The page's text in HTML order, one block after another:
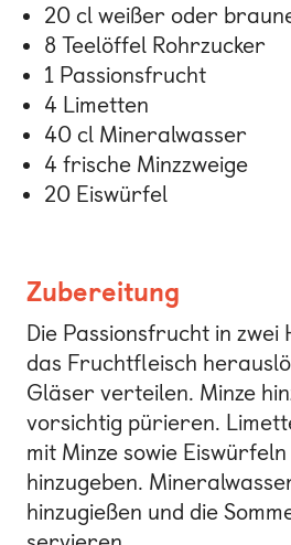
20 cl weißer oder
8 Teelöffel Rohrzucker
1 Passionsfrucht
4 Limetten
40 cl Mineralwasser
4 frische Minzzweige
20 Eiswürfel
Zubereitung
Die Passionsfrucht in zwei
das Fruchtfleisch
Gläser verteilen. Minze
vorsichtig pürieren.
mit Minze sowie
hinzugeben.
hinzugießen und die